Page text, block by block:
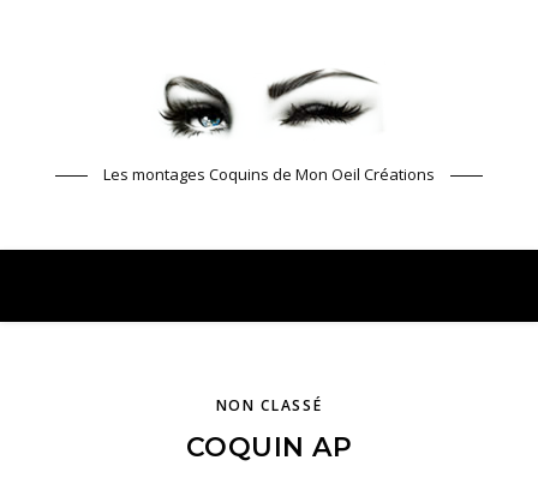
Les montages Coquins de Mon Oeil Créations
NON CLASSÉ
COQUIN AP